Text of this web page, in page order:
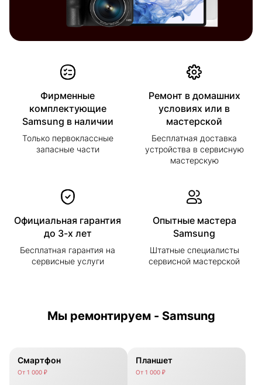
Фирменные
комплектующие
Samsung в наличии
Только первоклассные
запасные части
Ремонт в домашних
условиях или в
мастерской
Бесплатная доставка
устройства в сервисную
мастерскую
Официальная гарантия
до 3-х лет
Бесплатная гарантия на
сервисные услуги
Опытные мастера
Samsung
Штатные специалисты
сервисной мастерской
Мы ремонтируем - Samsung
Смартфон
От 1 000 ₽
Планшет
От 1 000 ₽